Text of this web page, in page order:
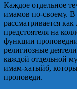
Каждое отдельное
имамов по-своему.
рассматривается
предстоятеля на
функции
религиозные
каждой отдельной
имам-хатыйб,
проповеди.